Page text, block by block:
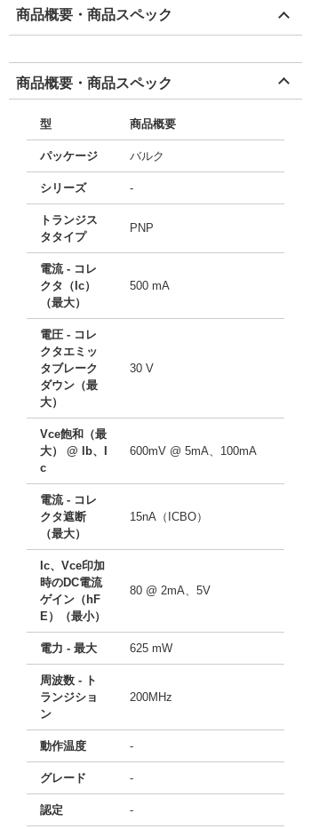
商品概要・商品スペック
商品概要・商品スペック
型 商品概要
パッケージ バルク
シリーズ -
トランジス
タタイプ
PNP
電流 - コレ
クタ（Ic）
（最大）
500 mA
電圧 - コレ
クタエミッ
タブレーク
ダウン（最
大）
30 V
Vce飽和（最
大） @ lb、I
c
600mV @ 5mA、100mA
電流 - コレ
クタ遮断
（最大）
15nA（ICBO）
Ic、Vce印加
時のDC電流
ゲイン（hF
E）（最小）
80 @ 2mA、5V
電力 - 最大 625 mW
周波数 - ト
ランジショ
ン
200MHz
動作温度 -
グレード -
認定 -